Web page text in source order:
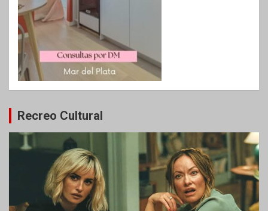
Recreo Cultural